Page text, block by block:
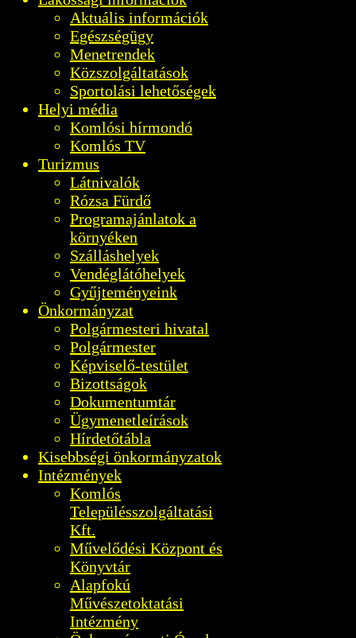
Aktuális információk
Egészségügy
Menetrendek
Közszolgáltatások
Sportolási lehetőségek
Helyi média
Komlósi hírmondó
Komlós TV
Turizmus
Látnivalók
Rózsa Fürdő
Programajánlatok a
környéken
Szálláshelyek
Vendéglátóhelyek
Gyűjteményeink
Önkormányzat
Polgármesteri hivatal
Polgármester
Képviselő-testület
Bizottságok
Dokumentumtár
Ügymenetleírások
Hírdetőtábla
Kisebbségi önkormányzatok
Intézmények
Komlós
Településszolgáltatási
Kft.
Művelődési Központ és
Könyvtár
Alapfokú
Művészetoktatási
Intézmény